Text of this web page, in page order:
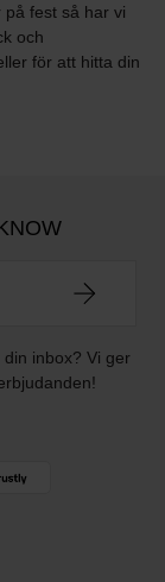
fest så har vi
och
för att hitta din
inbox? Vi ger